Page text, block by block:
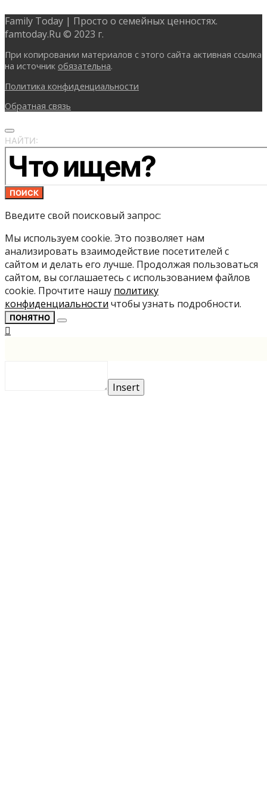
Family Today | Просто о семейных ценностях.
famtoday.Ru © 2023 г.
При копировании материалов с этого сайта активная ссылка
на источник обязательна.
Политика конфиденциальности
Обратная связь
НАЙТИ:
ПОИСК
Введите свой поисковый запрос:
Мы используем cookie. Это позволяет нам
анализировать взаимодействие посетителей с
сайтом и делать его лучше. Продолжая пользоваться
сайтом, вы соглашаетесь с использованием файлов
cookie. Прочтите нашу политику
конфиденциальности чтобы узнать подробности.
ПОНЯТНО
Insert